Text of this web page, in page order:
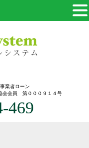
業者ローン
会会員 第０００９１４号
469